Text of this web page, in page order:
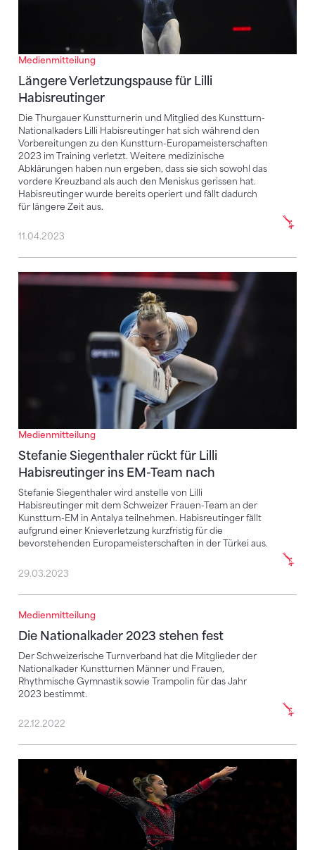
Medienmitteilung
Längere Verletzungspause für Lilli
Habisreutinger
Die Thurgauer Kunstturnerin und Mitglied des Kunstturn-
Nationalkaders Lilli Habisreutinger hat sich während den
Vorbereitungen zu den Kunstturn-Europameisterschaften
2023 im Training verletzt. Weitere medizinische
Abklärungen haben nun ergeben, dass sie sich sowohl das
vordere Kreuzband als auch den Meniskus gerissen hat.
Habisreutinger wurde bereits operiert und fällt dadurch
für längere Zeit aus.
11.04.2023
Medienmitteilung
Stefanie Siegenthaler rückt für Lilli
Habisreutinger ins EM-Team nach
Stefanie Siegenthaler wird anstelle von Lilli
Habisreutinger mit dem Schweizer Frauen-Team an der
Kunstturn-EM in Antalya teilnehmen. Habisreutinger fällt
aufgrund einer Knieverletzung kurzfristig für die
bevorstehenden Europameisterschaften in der Türkei aus.
Stefanie Siegenthaler rückt für Lilli Habisreutinger
29.03.2023
Medienmitteilung
Die Nationalkader 2023 stehen fest
Der Schweizerische Turnverband hat die Mitglieder der
Nationalkader Kunstturnen Männer und Frauen,
Rhythmische Gymnastik sowie Trampolin für das Jahr
2023 bestimmt.
Die Nationalkader 2023 stehen fest
22.12.2022
Schweizer Frauenteam turnt auf Rang 18